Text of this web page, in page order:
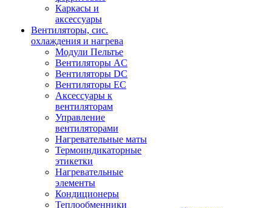
Каркасы и
аксессуары
Вентиляторы, сис.
охлаждения и нагрева
Модули Пельтье
Вентиляторы AC
Вентиляторы DC
Вентиляторы EC
Аксессуары к
вентиляторам
Управление
вентиляторами
Нагревательные маты
Термоиндикаторные
этикетки
Нагревательные
элементы
Кондиционеры
Теплообменники